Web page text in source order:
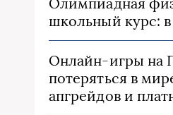
школьный курс:
Онлайн-игры на
потеряться в
апгрейдов и